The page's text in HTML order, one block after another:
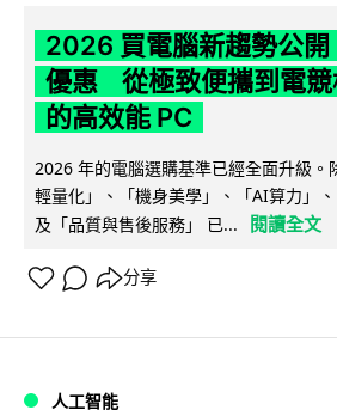
2026 買電腦新趨勢公開
優惠 從極致便攜到電競
的高效能 PC
2026 年的電腦選購基準已經全面升級。
輕量化」、「機身美學」、「AI算力」
及「品質與售後服務」 已...
閱讀全文
分享
人工智能